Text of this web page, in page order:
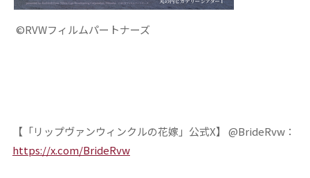
©RVWフィルムパートナーズ
【「リップヴァンウィンクルの花嫁」公式X】 @BrideRvw：
https://x.com/BrideRvw